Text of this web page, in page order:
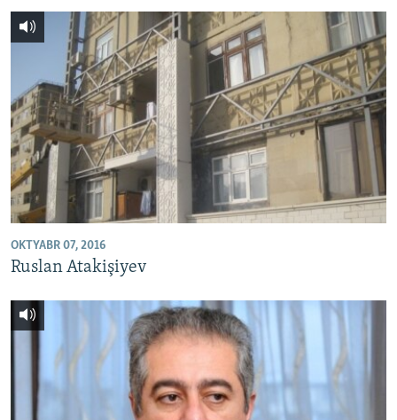
OKTYABR 07, 2016
Ruslan Atakişiyev